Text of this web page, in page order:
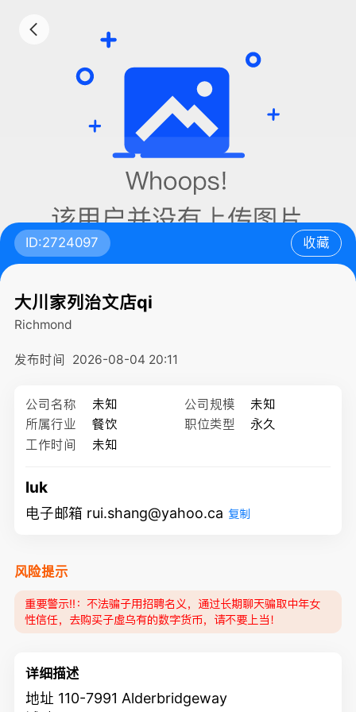
ID:2724097 收藏
大川家列治文店qi
Richmond
发布时间 2026-08-04 20:11
公司名称 未知 公司规模
未知
所属行业
餐饮 职位类型
永久
工作时间
未知
luk
电子邮箱 rui.shang@yahoo.ca 复制
风险提示
重要警示‼️：不法骗子用招聘名义，通过长期聊天骗取中年女
性信任，去购买子虚乌有的数字货币，请不要上当！
详细描述
地址 110-7991 Alderbridgeway